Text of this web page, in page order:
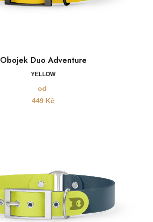
Obojek Duo Adventure
YELLOW
od
449 Kč